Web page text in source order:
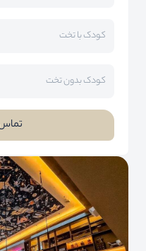
کودک با تخت
کودک بدون تخت